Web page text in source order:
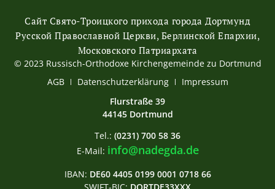
Сайт Свято-Троицкого прихода города Дортмунд
Русской Православной Церкви, Берлинской Епархии,
Московского Патриархата
© 2023 Russisch-Orthodoxe Kirchengemeinde zu Dortmund
АGB
Datenschutzerklärung
Impressum
Flurstraße 39
44145 Dortmund
Tel.: (0231) 700 58 36
E-Mail: info@nadegda.de
IBAN: DE60 4405 0199 0001 0718 66
SWIFT-BIC: DORTDE33XXX